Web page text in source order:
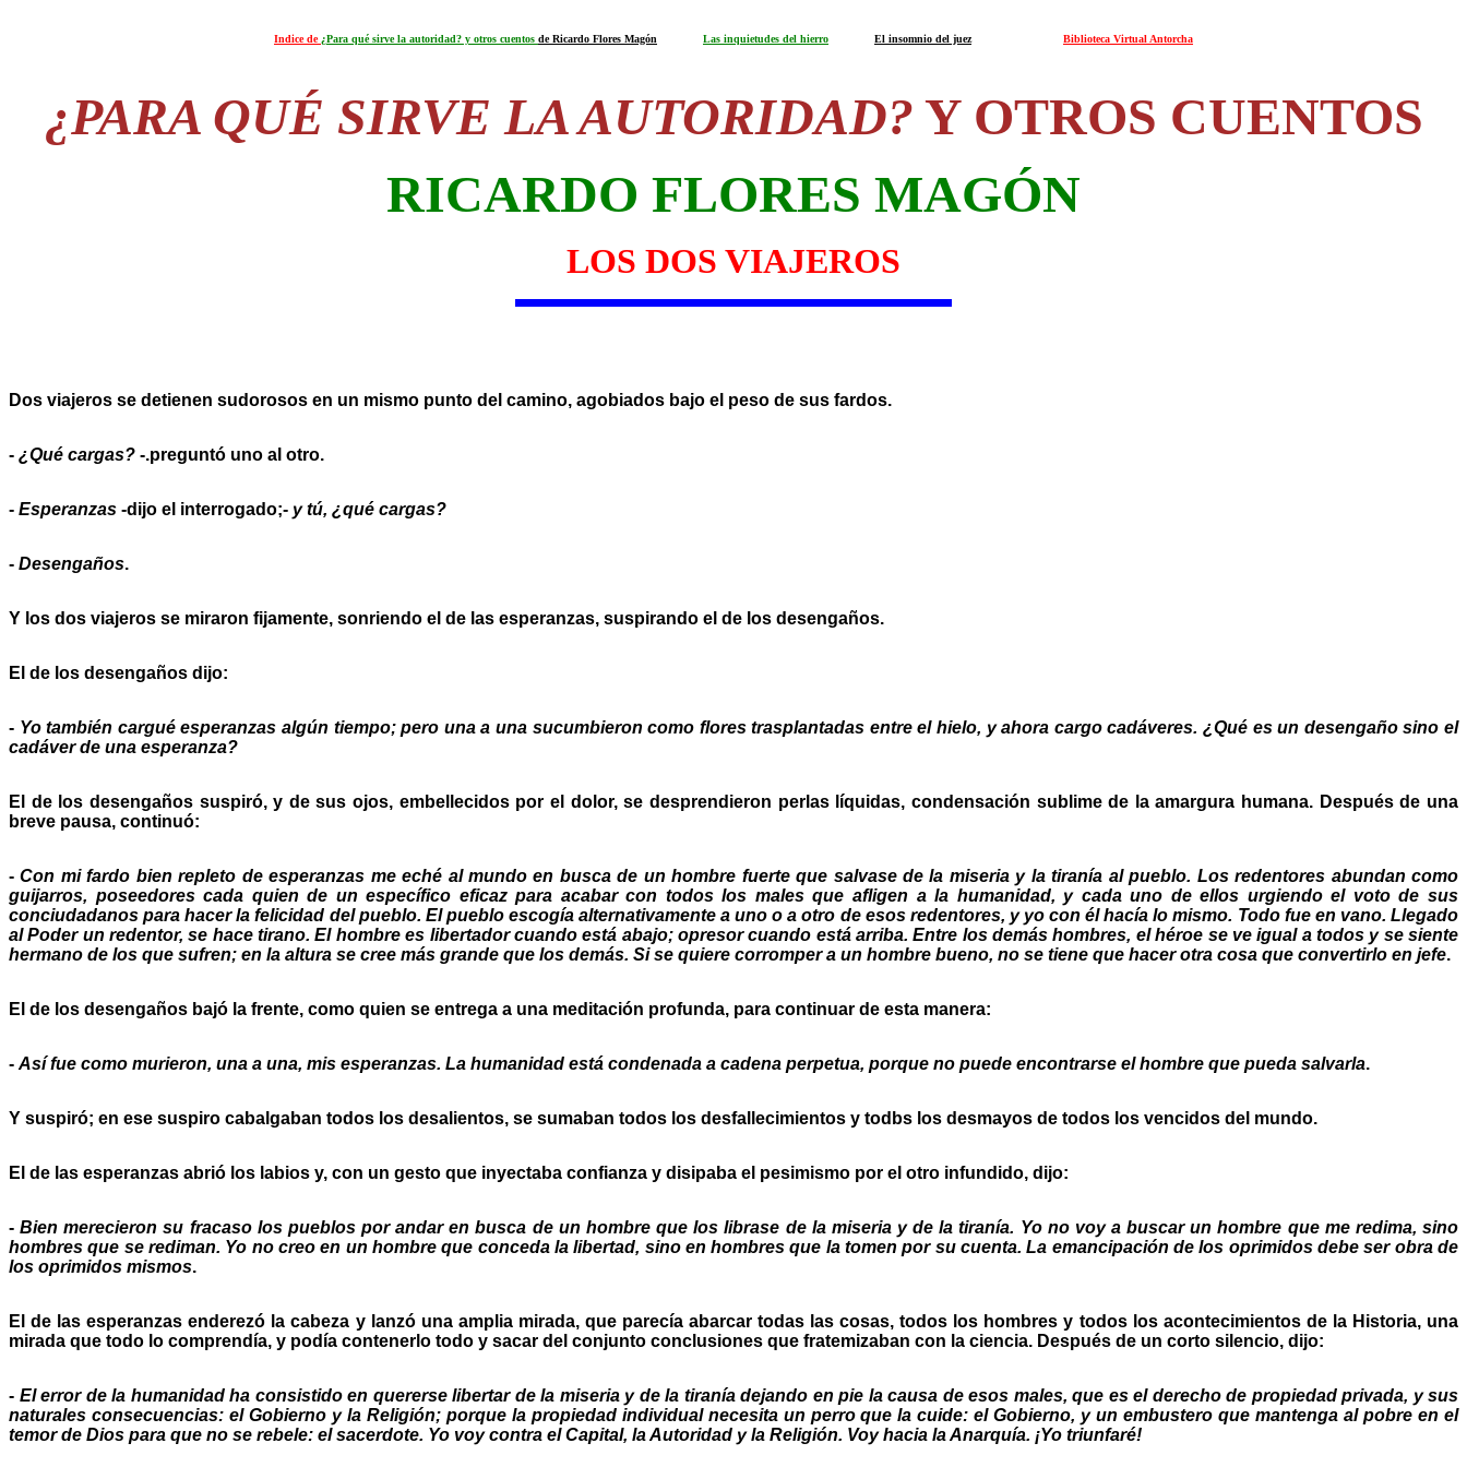
Indice de ¿Para qué sirve la autoridad? y otros cuentos de Ricardo Flores Magón Las inquietudes del hierro El insomnio del juez Biblioteca Virtual Antorcha
¿PARA QUÉ SIRVE LA AUTORIDAD? Y OTROS CUENTOS
RICARDO FLORES MAGÓN
LOS DOS VIAJEROS
Dos viajeros se detienen sudorosos en un mismo punto del camino, agobiados bajo el peso de sus fardos.
- ¿Qué cargas? -.preguntó uno al otro.
- Esperanzas -dijo el interrogado;- y tú, ¿qué cargas?
- Desengaños.
Y los dos viajeros se miraron fijamente, sonriendo el de las esperanzas, suspirando el de los desengaños.
El de los desengaños dijo:
- Yo también cargué esperanzas algún tiempo; pero una a una sucumbieron como flores trasplantadas entre el hielo, y ahora cargo cadáveres. ¿Qué es un desengaño sino el
cadáver de una esperanza?
El de los desengaños suspiró, y de sus ojos, embellecidos por el dolor, se desprendieron perlas líquidas, condensación sublime de la amargura humana. Después de una
breve pausa, continuó:
-Con mi fardo bien repleto de esperanzas me eché al mundo en busca de un hombre fuerte que salvase de la miseria y la tiranía al pueblo. Los redentores abundan como
guijarros, poseedores cada quien de un específico eficaz para acabar con todos los males que afligen a la humanidad, y cada uno de ellos urgiendo el voto de sus
conciudadanos para hacer la felicidad del pueblo. El pueblo escogía alternativamente a uno o a otro de esos redentores, y yo con él hacía lo mismo. Todo fue en vano. Llegado
al Poder un redentor, se hace tirano. El hombre es libertador cuando está abajo; opresor cuando está arriba. Entre los demás hombres, el héroe se ve igual a todos y se siente
hermano de los que sufren; en la altura se cree más grande que los demás. Si se quiere corromper a un hombre bueno, no se tiene que hacer otra cosa que convertirlo en jefe.
El de los desengaños bajó la frente, como quien se entrega a una meditación profunda, para continuar de esta manera:
- Así fue como murieron, una a una, mis esperanzas. La humanidad está condenada a cadena perpetua, porque no puede encontrarse el hombre que pueda salvarla.
Y suspiró; en ese suspiro cabalgaban todos los desalientos, se sumaban todos los desfallecimientos y todbs los desmayos de todos los vencidos del mundo.
El de las esperanzas abrió los labios y, con un gesto que inyectaba confianza y disipaba el pesimismo por el otro infundido, dijo:
-Bien merecieron su fracaso los pueblos por andar en busca de un hombre que los librase de la miseria y de la tiranía. Yo no voy a buscar un hombre que me redima, sino
hombres que se rediman. Yo no creo en un hombre que conceda la libertad, sino en hombres que la tomen por su cuenta. La emancipación de los oprimidos debe ser obra de
los oprimidos mismos.
El de las esperanzas enderezó la cabeza y lanzó una amplia mirada, que parecía abarcar todas las cosas, todos los hombres y todos los acontecimientos de la Historia, una
mirada que todo lo comprendía, y podía contenerlo todo y sacar del conjunto conclusiones que fratemizaban con la ciencia. Después de un corto silencio, dijo:
- El error de la humanidad ha consistido en quererse libertar de la miseria y de la tiranía dejando en pie la causa de esos males, que es el derecho de propiedad privada, y sus
naturales consecuencias: el Gobierno y la Religión; porque la propiedad individual necesita un perro que la cuide: el Gobierno, y un embustero que mantenga al pobre en el
temor de Dios para que no se rebele: el sacerdote. Yo voy contra el Capital, la Autoridad y la Religión. Voy hacia la Anarquía. ¡Yo triunfaré!